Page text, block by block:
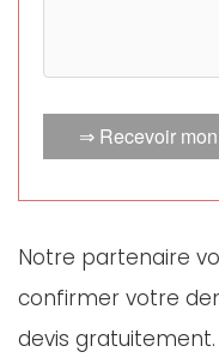
⇒ Recevoir
Notre partenaire
confirmer votre
devis gratuitement.